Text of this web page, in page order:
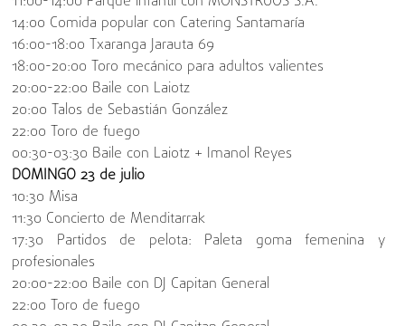
14:00 Comida popular con Catering Santamaría
16:00-18:00 Txaranga Jarauta 69
18:00-20:00 Toro mecánico para adultos valientes
20:00-22:00 Baile con Laiotz
20:00 Talos de Sebastián González
22:00 Toro de fuego
00:30-03:30 Baile con Laiotz + Imanol Reyes
DOMINGO 23 de julio
10:30 Misa
11:30 Concierto de Menditarrak
17:30 Partidos de pelota: Paleta goma femenina y
profesionales
20:00-22:00 Baile con DJ Capitan General
22:00 Toro de fuego